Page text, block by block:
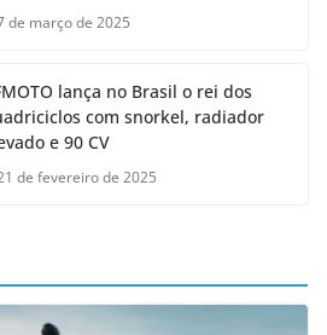
de março de 2025
lança no Brasil o rei dos
com snorkel, radiador
e 90 CV
de fevereiro de 2025